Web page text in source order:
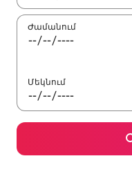
Ժամանում
Մեկնում